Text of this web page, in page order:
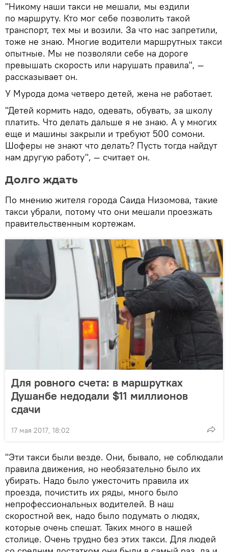
"Никому наши такси не мешали, мы ездили
по маршруту. Кто мог себе позволить такой
транспорт, тех мы и возили. За что нас запретили,
тоже не знаю. Многие водители маршрутных такси
опытные. Мы не позволяли себе на дороге
превышать скорость или нарушать правила", —
рассказывает он.
У Мурода дома четверо детей, жена не работает.
"Детей кормить надо, одевать, обувать, за школу
платить. Что делать дальше я не знаю. А у многих
еще и машины закрыли и требуют 500 сомони.
Шоферы не знают что делать? Пусть тогда найдут
нам другую работу", — считает он.
Долго ждать
По мнению жителя города Саида Низомова, такие
такси убрали, потому что они мешали проезжать
правительственным кортежам.
Для ровного счета: в маршрутках
Душанбе недодали $11 миллионов
сдачи
17 мая 2017, 18:02
"Эти такси были везде. Они, бывало, не соблюдали
правила движения, но необязательно было их
убирать. Надо было ужесточить правила их
проезда, почистить их ряды, много было
непрофессиональных водителей. В наш
скоростной век, надо было подумать о людях,
которые очень спешат. Таких много в нашей
столице. Очень трудно без этих такси. Для людей